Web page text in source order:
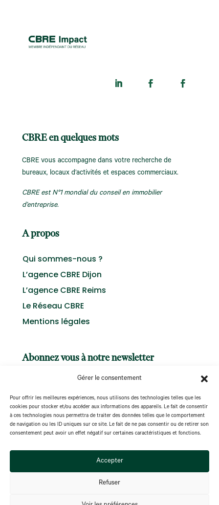
Gérer le consentement
Pour offrir les meilleures expériences, nous utilisons des technologies telles que les
cookies pour stocker et/ou accéder aux informations des appareils. Le fait de consentir
à ces technologies nous permettra de traiter des données telles que le comportement
de navigation ou les ID uniques sur ce site. Le fait de ne pas consentir ou de retirer son
consentement peut avoir un effet négatif sur certaines caractéristiques et fonctions.
Accepter
Refuser
CBRE en quelques mots
CBRE vous accompagne dans votre recherche de
bureaux, locaux d’activités et espaces commerciaux.
CBRE est N°1 mondial du conseil en immobilier
d’entreprise.
A propos
Qui sommes-nous ?
L’agence CBRE Dijon
L’agence CBRE Reims
Le Réseau CBRE
Mentions légales
Abonnez vous à notre newsletter
S'abonner
@ Copyright CBRE Impact